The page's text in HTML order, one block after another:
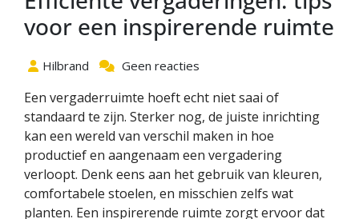
voor een inspirerende ruimte
Hilbrand Geen reacties
Een vergaderruimte hoeft echt niet saai of
standaard te zijn. Sterker nog, de juiste inrichting
kan een wereld van verschil maken in hoe
productief en aangenaam een vergadering
verloopt. Denk eens aan het gebruik van kleuren,
comfortabele stoelen, en misschien zelfs wat
planten. Een inspirerende ruimte zorgt ervoor dat